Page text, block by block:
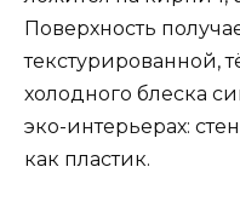
Поверхность
текстурированной,
холодного блеска
эко-интерьерах:
как пластик.